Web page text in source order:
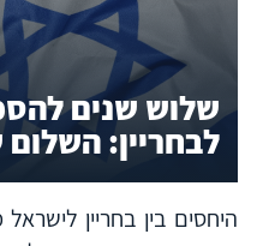
שלוש שנים
לבחריין:
היחסים בין בחריין